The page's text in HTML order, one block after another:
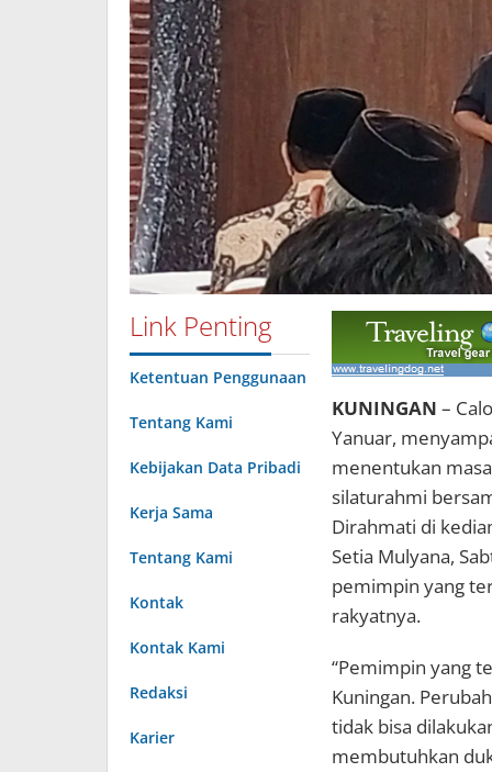
Link Penting
Ketentuan Penggunaan
Tentang Kami
Kebijakan Data Pribadi
Kerja Sama
Tentang Kami
Kontak
Kontak Kami
Redaksi
Karier
KUNINGAN –
Yanuar,
menentukan
silaturahmi
Dirahmati di
Setia Mulyana,
pemimpin yang
rakyatnya.
“Pemimpin yang
Kuningan.
tidak bisa
membutuhkan